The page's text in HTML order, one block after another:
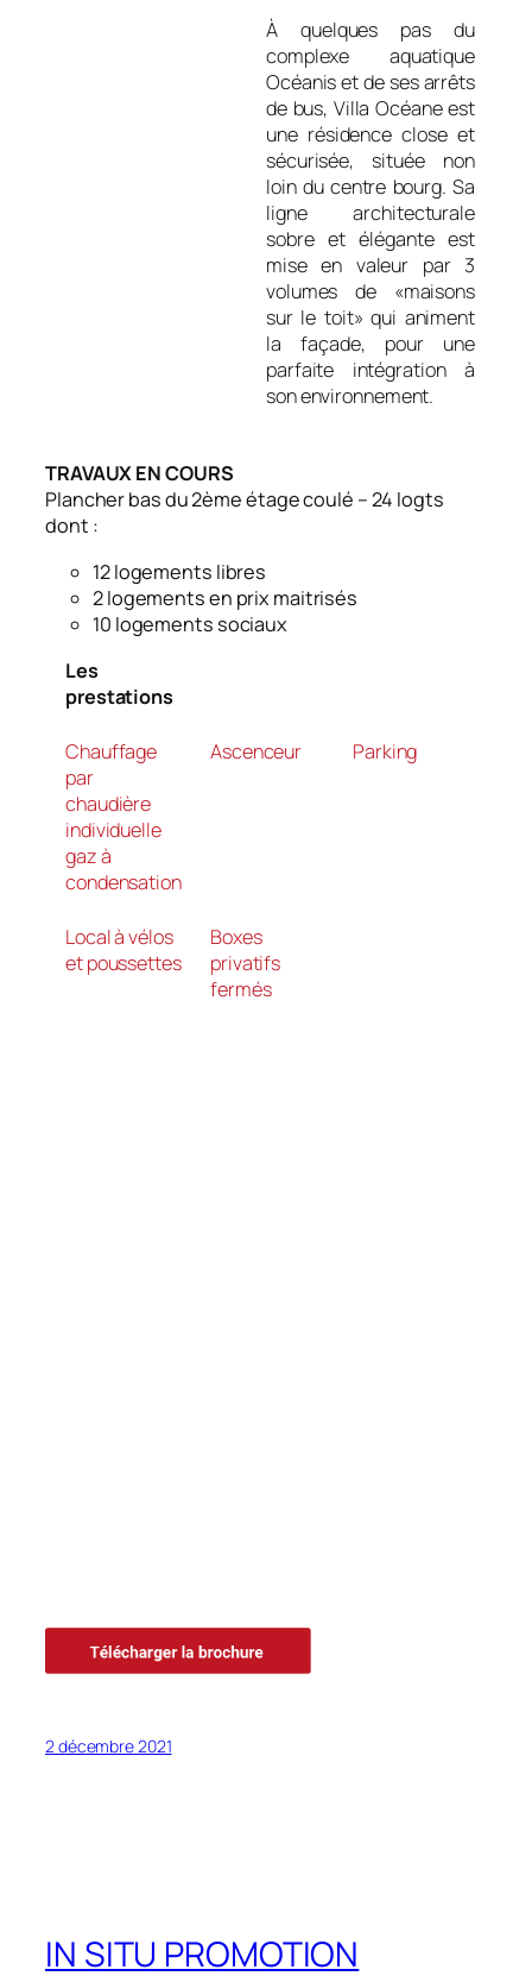
À quelques pas du
complexe aquatique
Océanis et de ses arrêts
de bus, Villa Océane est
une résidence close et
sécurisée, située non
loin du centre bourg. Sa
ligne architecturale
sobre et élégante est
mise en valeur par 3
volumes de «maisons
sur le toit» qui animent
la façade, pour une
parfaite intégration à
son environnement.
TRAVAUX EN COURS
Plancher bas du 2èmeétage coulé – 24 logts
dont :
12 logements libres
2 logements en prix maitrisés
10 logements sociaux
Les
prestations
Chauffage
par
chaudière
individuelle
gaz à
condensation
Ascenceur Parking
Local à vélos
et poussettes
Boxes
privatifs
fermés
2 décembre 2021
IN SITU PROMOTION